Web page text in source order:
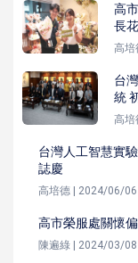
高
長
高
台
統
高
台灣人工智慧實
誌慶
高培德 | 2024/06/06
高市榮服處關懷
陳遍綠 | 2024/03/08